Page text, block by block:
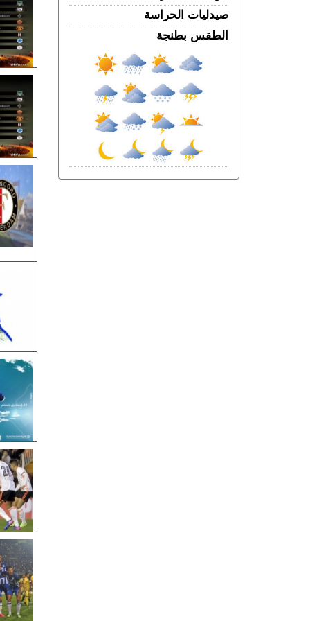
المرفوقين مسألة مبدأ قائمة على التعليمات
الملكية
رسمياً “أمان” و”مدار” في شوارع طنجة..
تكنولوجيا مغربية متقدمة في خدمة الأمن
الخميس 06 غشت | 21:01
اندلاع حرائق الغابات إلى أعلى مستوى
الربـــاط.. تفاصيل ترؤس إنفانتينو اجتماعا
لقيادة الفيفا
صيدليات الحراسة
الطقس بطنجة